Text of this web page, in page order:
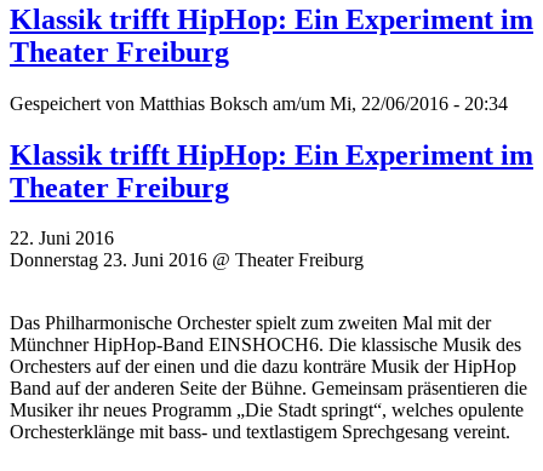
Klassik trifft HipHop: Ein Experiment im
Theater Freiburg
Gespeichert von Matthias Boksch am/um Mi, 22/06/2016 - 20:34
Klassik trifft HipHop: Ein Experiment im
Theater Freiburg
22. Juni 2016
Donnerstag 23. Juni 2016 @ Theater Freiburg
Das Philharmonische Orchester spielt zum zweiten Mal mit der
Münchner HipHop-Band EINSHOCH6. Die klassische Musik des
Orchesters auf der einen und die dazu konträre Musik der HipHop
Band auf der anderen Seite der Bühne. Gemeinsam präsentieren die
Musiker ihr neues Programm „Die Stadt springt“, welches opulente
Orchesterklänge mit bass- und textlastigem Sprechgesang vereint.